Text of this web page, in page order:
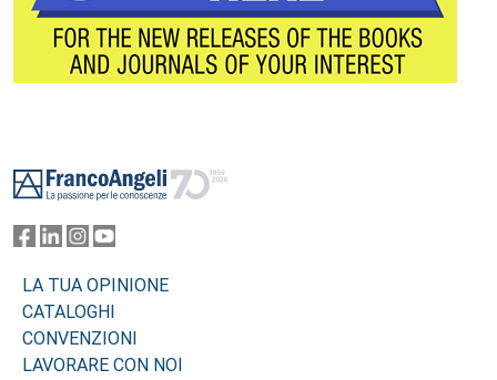
LA TUA OPINIONE
CATALOGHI
CONVENZIONI
LAVORARE CON NOI